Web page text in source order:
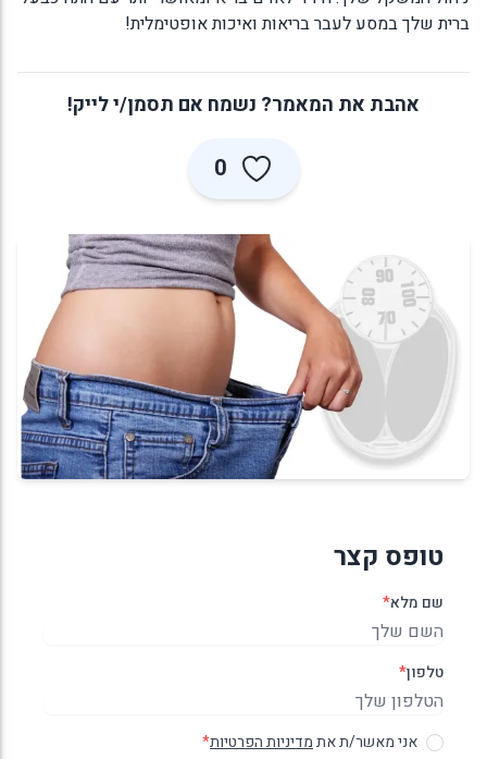
ברית שלך במסע לעבר בריאות ואיכות אופטימלית!
אהבת את המאמר? נשמח אם תסמן/י לייק!
0
טופס קצר
שם מלא*
טלפון*
אני מאשר/ת אתמדיניות הפרטיות*